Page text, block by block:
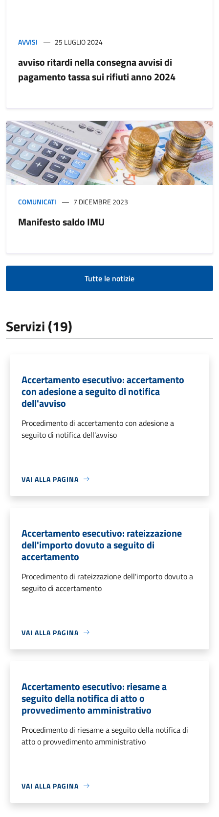
AVVISI 25 LUGLIO 2024
avviso ritardi nella consegna avvisi di
pagamento tassa sui rifiuti anno 2024
COMUNICATI 7 DICEMBRE 2023
Manifesto saldo IMU
Tutte le notizie
Servizi (19)
Accertamento esecutivo: accertamento
con adesione a seguito di notifica
dell'avviso
Procedimento di accertamento con adesione a
seguito di notifica dell'avviso
VAI ALLA PAGINA
Accertamento esecutivo: rateizzazione
dell'importo dovuto a seguito di
accertamento
Procedimento di rateizzazione dell'importo dovuto a
seguito di accertamento
VAI ALLA PAGINA
Accertamento esecutivo: riesame a
seguito della notifica di atto o
provvedimento amministrativo
Procedimento di riesame a seguito della notifica di
atto o provvedimento amministrativo
VAI ALLA PAGINA